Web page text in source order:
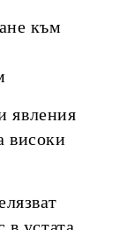
към
високи